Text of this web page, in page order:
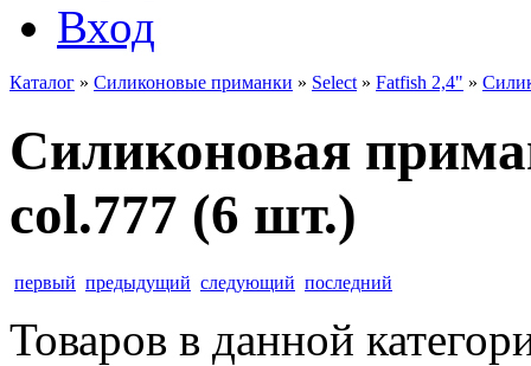
Вход
Каталог » Силиконовые приманки » Select » Fatfish 2,4" »
Силиконовая
col.777 (6 шт.)
первый предыдущий следующий последний
Товаров в данной